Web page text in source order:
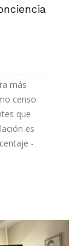
más
censo
que
es
-